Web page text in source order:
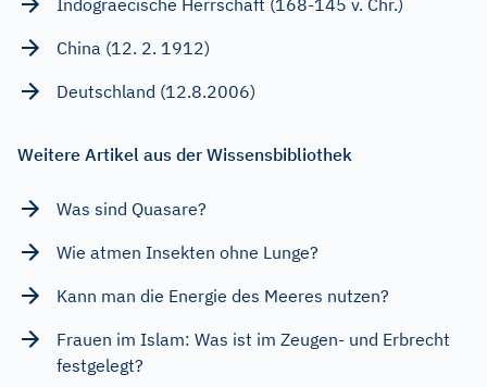
Indograecische Herrschaft (168-145 v. Chr.)
China (12. 2. 1912)
Deutschland (12.8.2006)
Weitere Artikel aus der Wissensbibliothek
Was sind Quasare?
Wie atmen Insekten ohne Lunge?
Kann man die Energie des Meeres nutzen?
Frauen im Islam: Was ist im Zeugen- und Erbrecht
festgelegt?